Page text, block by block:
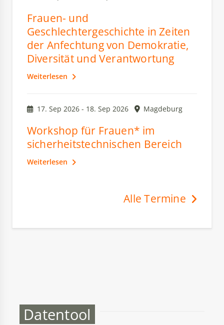
Frauen- und
Geschlechtergeschichte in Zeiten
der Anfechtung von Demokratie,
Diversität und Verantwortung
Weiterlesen
17. Sep 2026 - 18. Sep 2026 Magdeburg
Workshop für Frauen* im
sicherheitstechnischen Bereich
Weiterlesen
Alle Termine
Datentool